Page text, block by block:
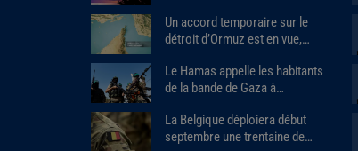
Un accord temporaire sur le
détroit d’Ormuz est en vue,
guerre prendra bientôt fin ».
Le Hamas appelle les habitants
de la bande de Gaza à
des milices armées soutenues
par Israël.
La Belgique déploiera début
septembre une trentaine de